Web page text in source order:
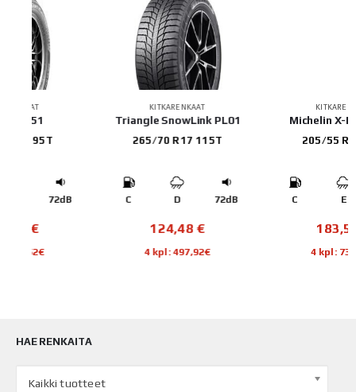
Triangle SnowLink PL01
265/70 R17 115T
C
Michelin X-ICE SNOW
205/55 R17 95T
C
HAE RENKAITA
Kaikki tuotteet